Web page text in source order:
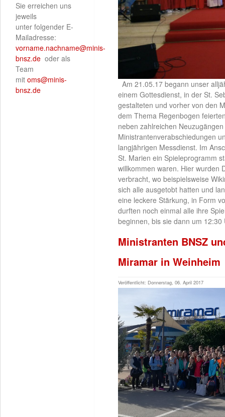
Am 21.05.17 begann unser
einem Gottesdienst, in der St.
gestalteten und vorher von den
dem Thema Regenbogen
neben zahlreichen
Ministrantenverabschiedungen
langjährigen Messdienst. Im
St. Marien ein Spieleprogramm
willkommen waren. Hier wurden
verbracht, wo beispielsweise
sich alle ausgetobt hatten und
eine leckere Stärkung, in Form
durften noch einmal alle ihre
beginnen, bis sie dann um
Ministranten BNSZ
Miramar in Weinheim
Veröffentlicht: Donnerstag, 06. April 2017
Sie erreichen uns
jeweils
unter folgender E-
Mailadresse:
vorname.nachname@minis-
bnsz.de oder als
Team
mit oms@minis-
bnsz.de